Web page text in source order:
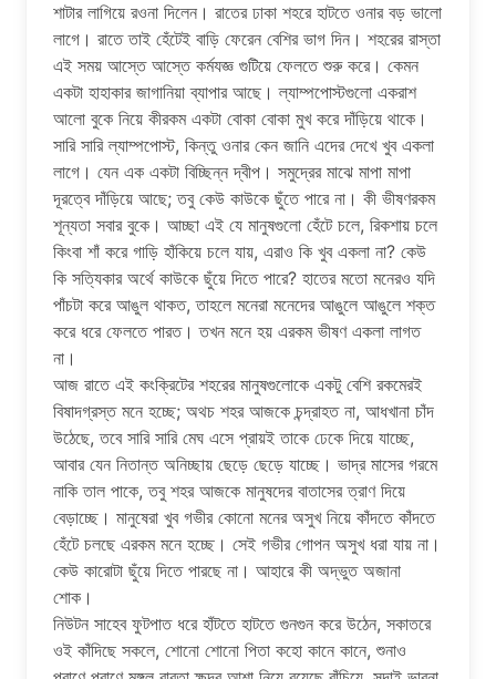
শাটার লাগিয়ে রওনা দিলেন। রাতের ঢাকা শহরে হাটতে ওনার বড় ভালো
লাগে। রাতে তাই হেঁটেই বাড়ি ফেরেন বেশির ভাগ দিন। শহরের রাস্তা
এই সময় আস্তে আস্তে কর্মযজ্ঞ গুটিয়ে ফেলতে শুরু করে। কেমন
একটা হাহাকার জাগানিয়া ব্যাপার আছে। ল্যাম্পপোস্টগুলো একরাশ
আলো বুকে নিয়ে কীরকম একটা বোকা বোকা মুখ করে দাঁড়িয়ে থাকে।
সারি সারি ল্যাম্পপোস্ট, কিন্তু ওনার কেন জানি এদের দেখে খুব একলা
লাগে। যেন এক একটা বিচ্ছিন্ন দ্বীপ। সমুদ্রের মাঝে মাপা মাপা
দূরত্বে দাঁড়িয়ে আছে; তবু কেউ কাউকে ছুঁতে পারে না। কী ভীষণরকম
শূন্যতা সবার বুকে। আচ্ছা এই যে মানুষগুলো হেঁটে চলে, রিকশায় চলে
কিংবা শাঁ করে গাড়ি হাঁকিয়ে চলে যায়, এরাও কি খুব একলা না? কেউ
কি সত্যিকার অর্থে কাউকে ছুঁয়ে দিতে পারে? হাতের মতো মনেরও যদি
পাঁচটা করে আঙুল থাকত, তাহলে মনেরা মনেদের আঙুলে আঙুলে শক্ত
করে ধরে ফেলতে পারত। তখন মনে হয় এরকম ভীষণ একলা লাগত
না।
আজ রাতে এই কংক্রিটের শহরের মানুষগুলোকে একটু বেশি রকমেরই
বিষাদগ্রস্ত মনে হচ্ছে; অথচ শহর আজকে চন্দ্রাহত না, আধখানা চাঁদ
উঠেছে, তবে সারি সারি মেঘ এসে প্রায়ই তাকে ঢেকে দিয়ে যাচ্ছে,
আবার যেন নিতান্ত অনিচ্ছায় ছেড়ে ছেড়ে যাচ্ছে। ভাদ্র মাসের গরমে
নাকি তাল পাকে, তবু শহর আজকে মানুষদের বাতাসের ত্রাণ দিয়ে
বেড়াচ্ছে। মানুষেরা খুব গভীর কোনো মনের অসুখ নিয়ে কাঁদতে কাঁদতে
হেঁটে চলছে এরকম মনে হচ্ছে। সেই গভীর গোপন অসুখ ধরা যায় না।
কেউ কারোটা ছুঁয়ে দিতে পারছে না। আহারে কী অদ্ভুত অজানা
শোক।
নিউটন সাহেব ফুটপাত ধরে হাঁটতে হাটতে গুনগুন করে উঠেন, সকাতরে
ওই কাঁদিছে সকলে, শোনো শোনো পিতা কহো কানে কানে, শুনাও